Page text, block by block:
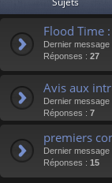
Flood Time
Dernier message
Réponses : 27
Avis aux
Dernier message
Réponses : 7
premiers
Dernier message
Réponses : 15